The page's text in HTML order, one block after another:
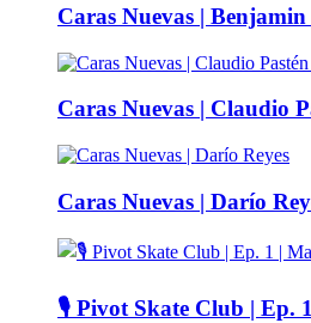
Caras Nuevas |
Caras Nuevas | Claudio
Caras Nuevas | Darío
🎙️ Pivot Skate Club | Ep.